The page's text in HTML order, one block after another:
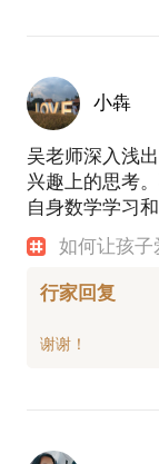
小犇
吴老师深入浅
兴趣上的思考
自身数学学习
如何让孩子
行家回复